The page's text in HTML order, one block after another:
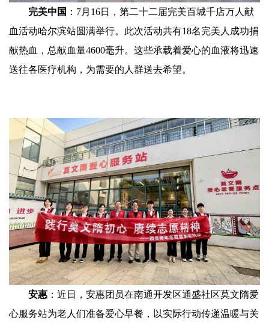
完美中国 ：7月16日，第二十二届完美百城千店万人献
血活动哈尔滨站圆满举行。此次活动共有18名完美人成功捐
献热血，总献血量4600毫升。这些承载着爱心的血液将迅速
送往各医疗机构，为需要的人群送去希望。
安惠 ：近日，安惠团员在南通开发区通盛社区莫文隋爱
心服务站为老人们准备爱心早餐，以实际行动传递温暖与关